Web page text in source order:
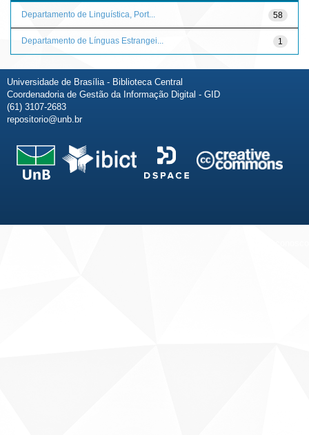
58
Departamento de Linguística, Port...
1
Departamento de Línguas Estrangei...
Universidade de Brasília - Biblioteca Central
Coordenadoria de Gestão da Informação Digital - GID
(61) 3107-2683
repositorio@unb.br